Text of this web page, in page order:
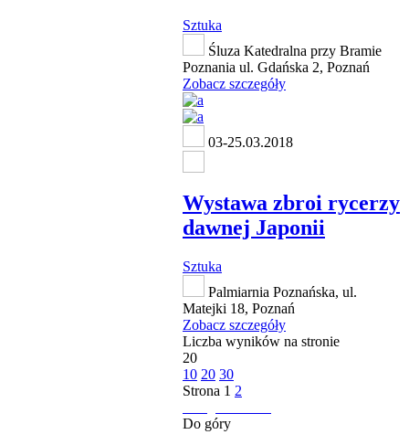
Sztuka
Śluza Katedralna przy Bramie
Poznania ul. Gdańska 2, Poznań
Zobacz szczegóły
03-25.03.2018
Wystawa zbroi rycerzy
dawnej Japonii
Sztuka
Palmiarnia Poznańska, ul.
Matejki 18, Poznań
Zobacz szczegóły
Liczba wyników na stronie
20
10 20 30
Strona 1 2
Do góry